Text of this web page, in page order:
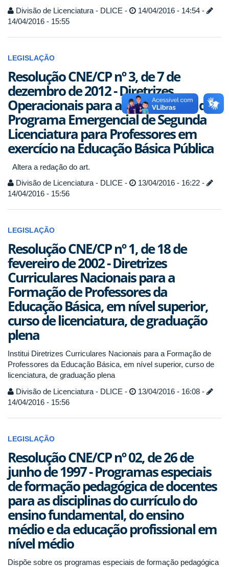
Divisão de Licenciatura - DLICE -
14/04/2016 - 14:54 -
14/04/2016 - 15:55
LEGISLAÇÃO
Resolução CNE/CP nº 3, de 7 de
dezembro de 2012 - Diretrizes
Operacionais para a implantação do
Programa Emergencial de Segunda
Licenciatura para Professores em
exercício na Educação Básica Pública
Altera a redação do art.
Divisão de Licenciatura - DLICE -
13/04/2016 - 16:22 -
14/04/2016 - 15:56
LEGISLAÇÃO
Resolução CNE/CP nº 1, de 18 de
fevereiro de 2002 - Diretrizes
Curriculares Nacionais para a
Formação de Professores da
Educação Básica, em nível superior,
curso de licenciatura, de graduação
plena
Institui Diretrizes Curriculares Nacionais para a Formação de
Professores da Educação Básica, em nível superior, curso de
licenciatura, de graduação plena
Divisão de Licenciatura - DLICE -
13/04/2016 - 16:08 -
14/04/2016 - 15:56
LEGISLAÇÃO
Resolução CNE/CP nº 02, de 26 de
junho de 1997 - Programas especiais
de formação pedagógica de docentes
para as disciplinas do currículo do
ensino fundamental, do ensino
médio e da educação profissional em
nível médio
Dispõe sobre os programas especiais de formação pedagógica